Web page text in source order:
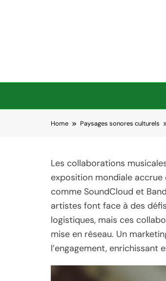
Home Paysages sonores culturels
Les collaborations
exposition mondiale
comme SoundCloud et
artistes font face à des
logistiques, mais ces
mise en réseau. Un
l’engagement, enrichissant